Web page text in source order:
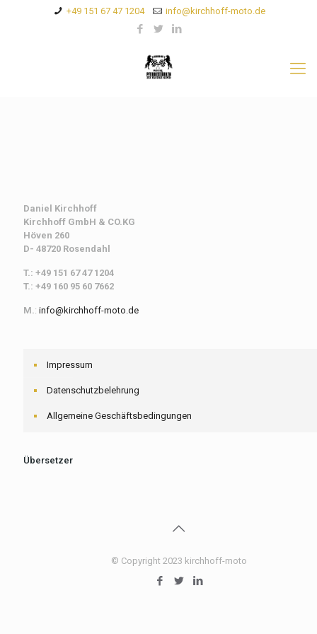
+49 151 67 47 1204 info@kirchhoff-moto.de
Daniel Kirchhoff
Kirchhoff GmbH & CO.KG
Höven 260
D- 48720 Rosendahl
T.: +49 151 67 47 1204
T.: +49 160 95 60 7662
M.: info@kirchhoff-moto.de
Impressum
Datenschutzbelehrung
Allgemeine Geschäftsbedingungen
Übersetzer
© Copyright 2023 kirchhoff-moto